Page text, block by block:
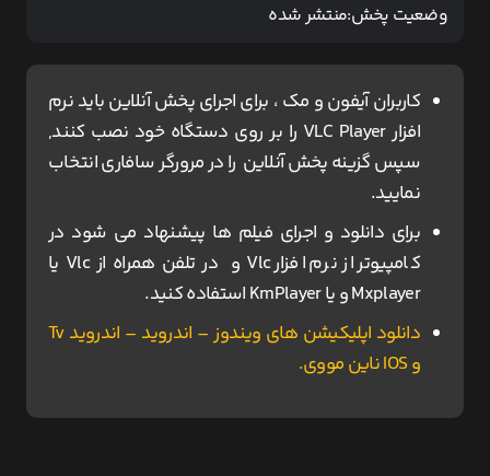
وضعیت پخش:منتشر شده
کاربران آیفون و مک ، برای اجرای پخش آنلاین باید نرم
افزار VLC Player را بر روی دستگاه خود نصب کنند,
سپس گزینه پخش آنلاین را در مرورگر سافاری انتخاب
نمایید.
برای دانلود و اجرای فیلم ها پیشنهاد می شود در
کامپیوتر از نرم افزار Vlc و در تلفن همراه از Vlc یا
Mxplayer و یا KmPlayer استفاده کنید.
دانلود اپلیکیشن های ویندوز – اندروید – اندروید Tv
و IOS ناین مووی.